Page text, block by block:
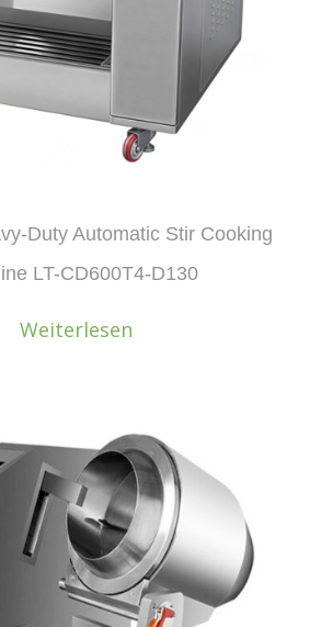
Duty Automatic Stir Cooking
LT-CD600T4-D130
Weiterlesen